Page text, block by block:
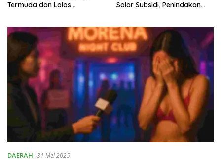
Solar Subsidi, Penindakan
Lingkungan
DAERAH 31 Mei 2025